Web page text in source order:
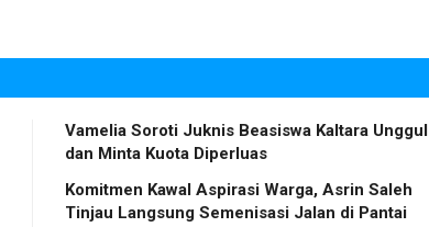
Vamelia Soroti Juknis Beasiswa Kaltara Unggul
dan Minta Kuota Diperluas
Komitmen Kawal Aspirasi Warga, Asrin Saleh
Tinjau Langsung Semenisasi Jalan di Pantai